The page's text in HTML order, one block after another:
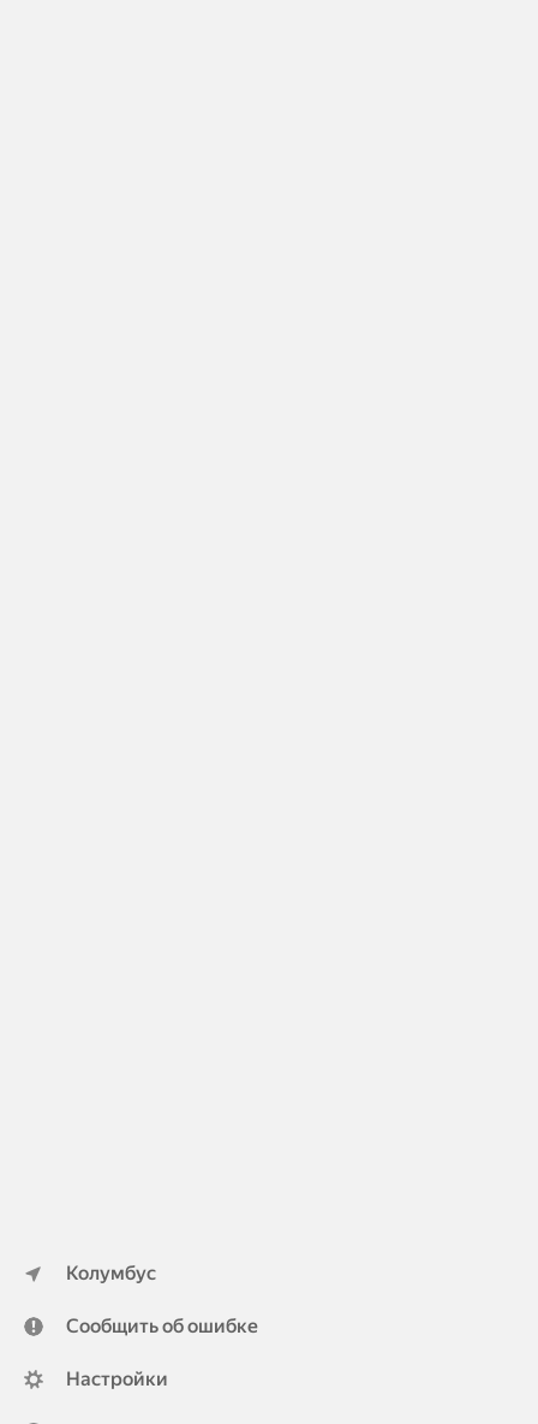
Колумбус
Сообщить об ошибке
Настройки